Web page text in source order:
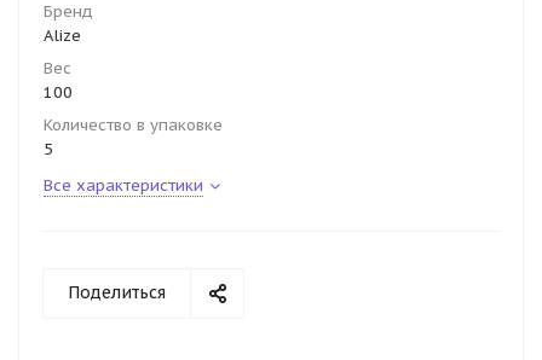
Бренд
Alize
Вес
100
Количество в упаковке
5
Все характеристики
Поделиться